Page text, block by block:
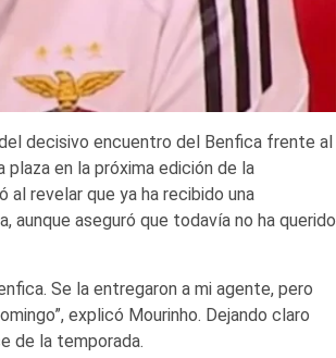
decisivo encuentro del Benfica frente al
plaza en la próxima edición de la
al revelar que ya ha recibido una
aseguró que todavía no ha querido
Se la entregaron a mi agente, pero
explicó Mourinho. Dejando claro
de la temporada.